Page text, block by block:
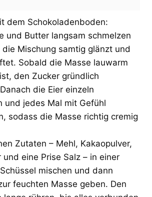
dem Schokoladenboden:
und Butter langsam schmelzen
die Mischung samtig glänzt und
Sobald die Masse lauwarm
den Zucker gründlich
die Eier einzeln
und jedes Mal mit Gefühl
sodass die Masse richtig cremig
Zutaten – Mehl, Kakaopulver,
und eine Prise Salz – in einer
mischen und dann
feuchten Masse geben. Den